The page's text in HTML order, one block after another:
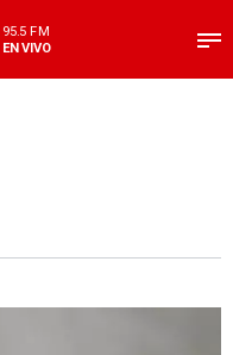
95.5 FM
EN VIVO